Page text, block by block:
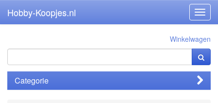
Hobby-Koopjes.nl
Winkelwagen
Categorie